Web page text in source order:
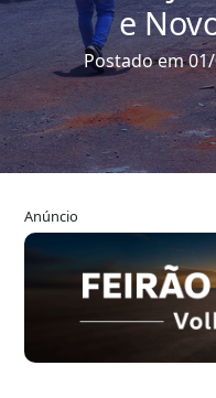
e
Postado em
Anúncio